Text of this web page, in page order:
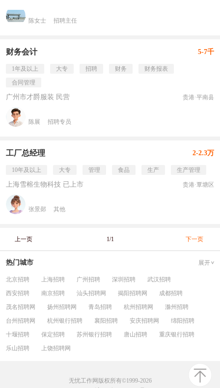
陈女士 招聘主任
财务会计 5-7千
1年及以上 大专 招聘 财务
财务报表
合同管理
广州市才爵服装 民营 贵港·平南县
陈展 招聘专员
工厂总经理 2-2.3万
10年及以上 大专 管理 食品 生产 生产管理
上海雪榕生物科技 已上市 贵港·覃塘区
张景郧 其他
上一页 1/1 下一页
热门城市 展开
北京招聘 上海招聘 广州招聘 深圳招聘
武汉招聘
西安招聘
南京招聘 汕头招聘网 揭阳招聘网
成都招聘
茂名招聘网
扬州招聘网 青岛招聘 杭州招聘网
滁州招聘
台州招聘网
杭州银行招聘 襄阳招聘 安庆招聘网
绵阳招聘
十堰招聘
保定招聘 苏州银行招聘 唐山招聘
重庆银行招聘
乐山招聘
上饶招聘网
无忧工作网版权所有©1999-2026